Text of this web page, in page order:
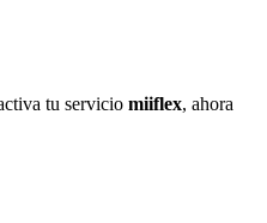
tu servicio miiflex, ahora